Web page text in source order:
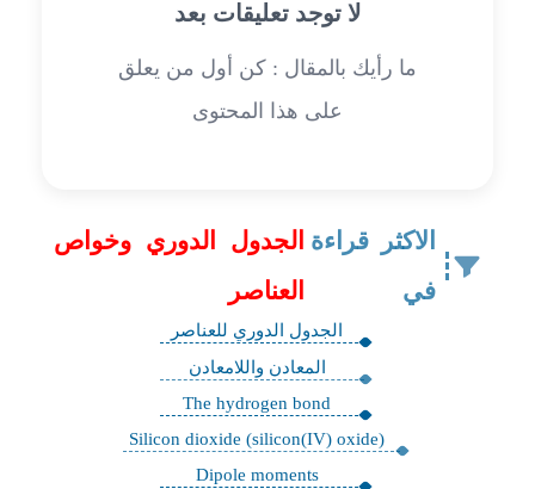
لا توجد تعليقات بعد
ما رأيك بالمقال : كن أول من يعلق
على هذا المحتوى
الاكثر قراءة
في
الجدول الدوري وخواص
العناصر
الجدول الدوري للعناصر
المعادن واللامعادن
The hydrogen bond
Silicon dioxide (silicon(IV) oxide)
Dipole moments